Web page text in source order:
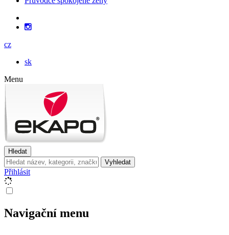
cz
sk
Menu
Hledat
Vyhledat
Přihlásit
Navigační menu